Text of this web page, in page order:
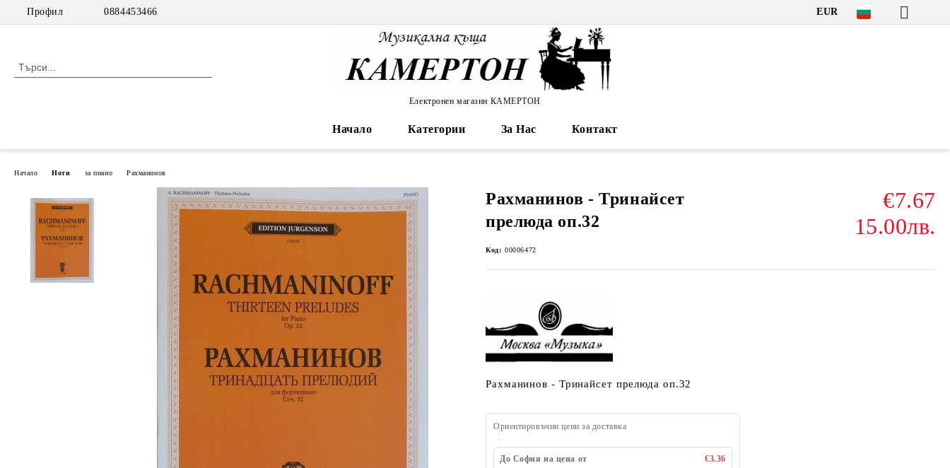
Профил 0884453466 EUR
Електронен магазин КАМЕРТОН
Начало Категории За Нас Контакт
Начало Ноти за пиано Рахманинов
Рахманинов - Тринайсет
прелюда оп.32
€7.67
15.00лв.
Код: 00006472
Рахманинов - Тринайсет прелюда оп.32
Ориентировъчни цени за доставка
До София на цена от
€3.36